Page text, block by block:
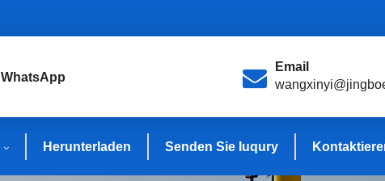
WhatsApp
Email
Herunterladen Senden Sie Iuqury